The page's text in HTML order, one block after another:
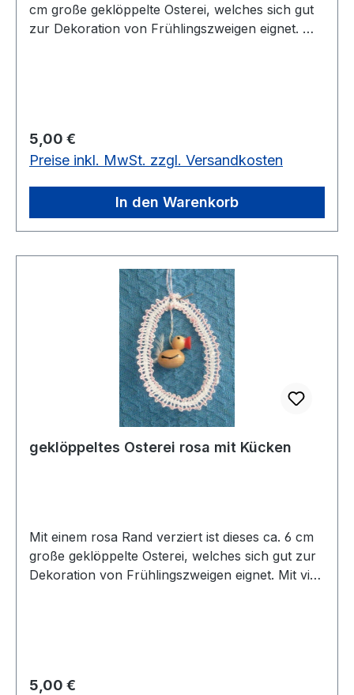
cm große geklöppelte Osterei, welches sich gut
zur Dekoration von Frühlingszweigen eignet. Mit
Regulärer Preis:
5,00 €
Preise inkl. MwSt. zzgl. Versandkosten
In den Warenkorb
geklöppeltes Osterei rosa mit Kücken
Mit einem rosa Rand verziert ist dieses ca. 6 cm
große geklöppelte Osterei, welches sich gut zur
Dekoration von Frühlingszweigen eignet. Mit viel
Regulärer Preis:
5,00 €